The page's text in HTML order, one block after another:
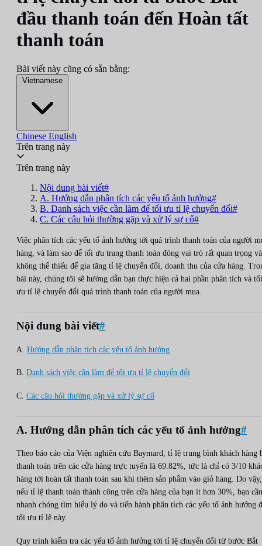
đầu thanh toán đến Hoàn tất
thanh toán
Bài viết này cũng có sẵn bằng:
Vietnamese
Chinese English
Trên trang này
Trên trang này
Nội dung bài viết#
A. Hướng dẫn phân tích các yếu tố ảnh hưởng#
B. Danh sách việc cần làm để tối ưu tỉ lệ chuyển đổi#
C. Các câu hỏi thường gặp và xử lý sự cố#
Việc phân tích các yếu tố ảnh hưởng tới quá trình thanh toán của người
hàng, và làm sao để tối ưu trang thanh toán đóng vai trò rất quan trọng và
không thể thiếu để gia tăng tỉ lệ chuyển đổi, doanh thu của cửa hàng.
bài này, chúng tôi sẽ hướng dẫn bạn thực hiện cả hai phần phân tích và tối
ưu tỉ lệ chuyển đổi quá trình thanh toán của người mua.
Nội dung bài viết#
A. Hướng dẫn phân tích các yếu tố ảnh hưởng
B. Danh sách việc cần làm để tối ưu tỉ lệ chuyển đổi
C. Các câu hỏi thường gặp và xử lý sự cố
A. Hướng dẫn phân tích các yếu tố ảnh hưởng#
Theo báo cáo của Viện nghiên cứu Baymard, tỉ lệ trung bình khách hàng
thanh toán trên các cửa hàng trực tuyến là 69.82%, tức là chỉ có 3/10
hàng tới hoàn tất thanh toán sau khi thêm sản phẩm vào giỏ hàng. Do vậy,
nếu tỉ lệ thanh toán thành công trên cửa hàng của bạn ít hơn 30%, bạn cần
nhanh chóng tìm hiểu lý do và tiến hành phân tích các yếu tố ảnh hưởng
tối ưu tỉ lệ này.
Quy trình kiểm tra các yếu tố ảnh hưởng tới tỉ lệ chuyển đổi từ bước Bắt